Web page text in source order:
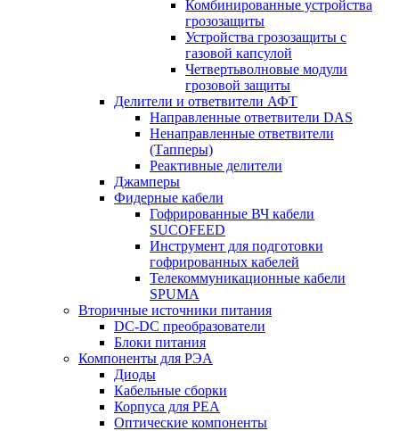
Комбинированные устройства
грозозащиты
Устройства грозозащиты с
газовой капсулой
Четвертьволновые модули
грозовой защиты
Делители и ответвители АФТ
Направленные ответвители DAS
Ненаправленные ответвители
(Тапперы)
Реактивные делители
Джамперы
Фидерные кабели
Гофрированные ВЧ кабели
SUCOFEED
Инструмент для подготовки
гофрированных кабелей
Телекоммуникационные кабели
SPUMA
Вторичные источники питания
DC-DC преобразователи
Блоки питания
Компоненты для РЭА
Диоды
Кабельные сборки
Корпуса для РЕА
Оптические компоненты